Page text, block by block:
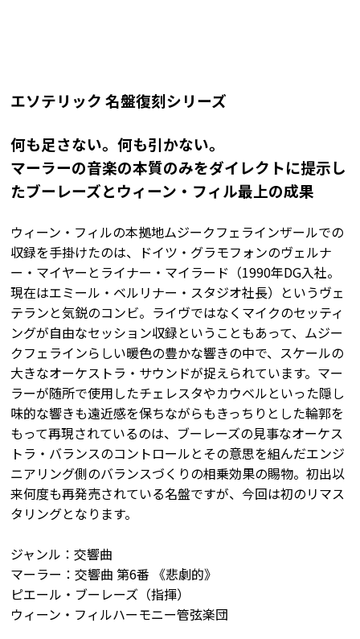
エソテリック 名盤復刻シリーズ
何も足さない。何も引かない。
マーラーの音楽の本質のみをダイレクトに提示し
たブーレーズとウィーン・フィル最上の成果
ウィーン・フィルの本拠地ムジークフェラインザールでの
収録を手掛けたのは、ドイツ・グラモフォンのヴェルナ
ー・マイヤーとライナー・マイラード（1990年DG入社。
現在はエミール・ベルリナー・スタジオ社長）というヴェ
テランと気鋭のコンビ。ライヴではなくマイクのセッティ
ングが自由なセッション収録ということもあって、ムジー
クフェラインらしい暖色の豊かな響きの中で、スケールの
大きなオーケストラ・サウンドが捉えられています。マー
ラーが随所で使用したチェレスタやカウベルといった隠し
味的な響きも遠近感を保ちながらもきっちりとした輪郭を
もって再現されているのは、ブーレーズの見事なオーケス
トラ・バランスのコントロールとその意思を組んだエンジ
ニアリング側のバランスづくりの相乗効果の賜物。初出以
来何度も再発売されている名盤ですが、今回は初のリマス
タリングとなります。
ジャンル：交響曲
マーラー：交響曲 第6番 《悲劇的》
ピエール・ブーレーズ（指揮）
ウィーン・フィルハーモニー管弦楽団